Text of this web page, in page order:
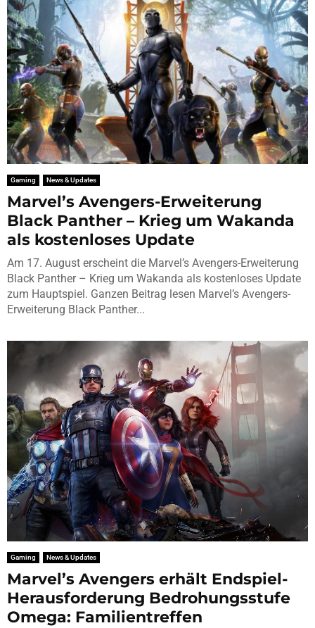
Gaming News & Updates
Marvel’s Avengers-Erweiterung
Black Panther – Krieg um Wakanda
als kostenloses Update
Am 17. August erscheint die Marvel’s Avengers-Erweiterung
Black Panther – Krieg um Wakanda als kostenloses Update
zum Hauptspiel. Ganzen Beitrag lesen Marvel’s Avengers-
Erweiterung Black Panther...
Gaming News & Updates
Marvel’s Avengers erhält Endspiel-
Herausforderung Bedrohungsstufe
Omega: Familientreffen